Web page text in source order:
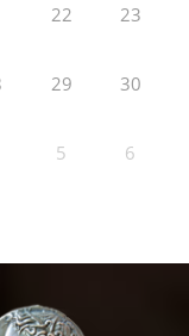
22 23
29 30
5 6